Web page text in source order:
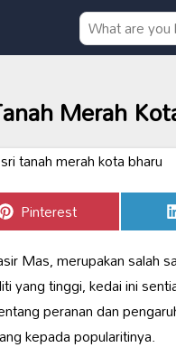
Merah
Share
on
Pinterest
Mas, merupakan salah
yang tinggi, kedai ini
peranan dan
kepada popularitinya.